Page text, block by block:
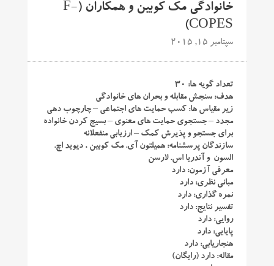
خانوادگی مک کوبین و همکاران (F-
COPES)
سپتامبر 15, 2015
تعداد گویه ها: ۳۰
هدف: سنجش مقابله و بحران های خانوادگی
زیر مقیاس ها: کسب حمایت های اجتماعی – چارچوب دهی
مجدد – جستجوی حمایت های معنوی – بسیج کردن خانواده
برای جستجو و پذیرش کمک – ارزیابی منفعلانه
سازندگان پرسشنامه: همیلتون آی. مک کوبین ، دیوید اچ.
السون و آندریا اس. لارسن
معرفی آزمون: دارد
مبانی نظری: دارد
نمره گذاری: دارد
تفسیر نتایج: دارد
روایی: دارد
پایایی: دارد
هنجاریابی: دارد
مقاله: دارد (رایگان)